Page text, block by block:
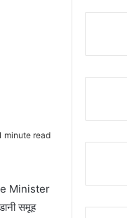
minute read
Minister
समूह